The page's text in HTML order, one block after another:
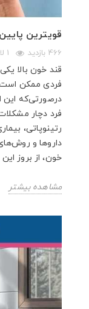
قویترین
466 بازدید 1
قند خون بالا
فردی ممکن است
درصورتی‌که این
فرد دچار
رتینوپاتی،
داروها و
خون، از بروز
مشاهده بیشتر